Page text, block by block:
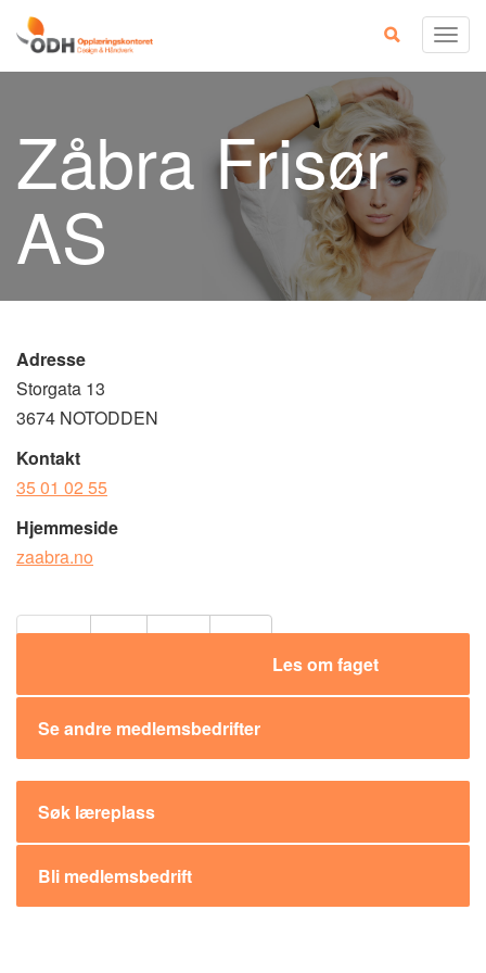
Skip
content
Zåbra Frisør
AS
Adresse
Storgata 13
3674 NOTODDEN
Kontakt
35 01 02 55
Hjemmeside
zaabra.no
Les om faget
Se andre medlemsbedrifter
Søk læreplass
Bli medlemsbedrift